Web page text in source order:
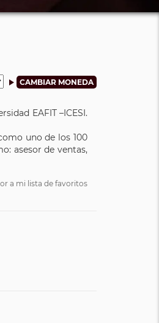
EAFIT –ICESI.
uno de los 100
asesor de ventas,
a mi lista de favoritos